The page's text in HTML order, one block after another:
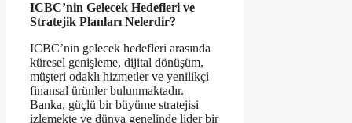
ICBC’nin Gelecek Hedefleri ve
Stratejik Planları Nelerdir?
ICBC’nin gelecek hedefleri arasında
küresel genişleme, dijital dönüşüm,
müşteri odaklı hizmetler ve yenilikçi
finansal ürünler bulunmaktadır.
Banka, güçlü bir büyüme stratejisi
izlemekte ve dünya genelinde lider bir